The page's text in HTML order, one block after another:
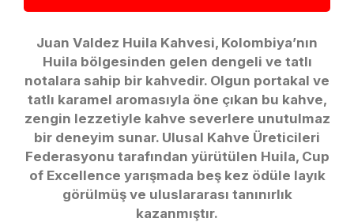
Juan Valdez Huila Kahvesi, Kolombiya’nın
Huila bölgesinden gelen dengeli ve tatlı
notalara sahip bir kahvedir. Olgun portakal ve
tatlı karamel aromasıyla öne çıkan bu kahve,
zengin lezzetiyle kahve severlere unutulmaz
bir deneyim sunar. Ulusal Kahve Üreticileri
Federasyonu tarafından yürütülen Huila, Cup
of Excellence yarışmada beş kez ödüle layık
görülmüş ve uluslararası tanınırlık
kazanmıştır.